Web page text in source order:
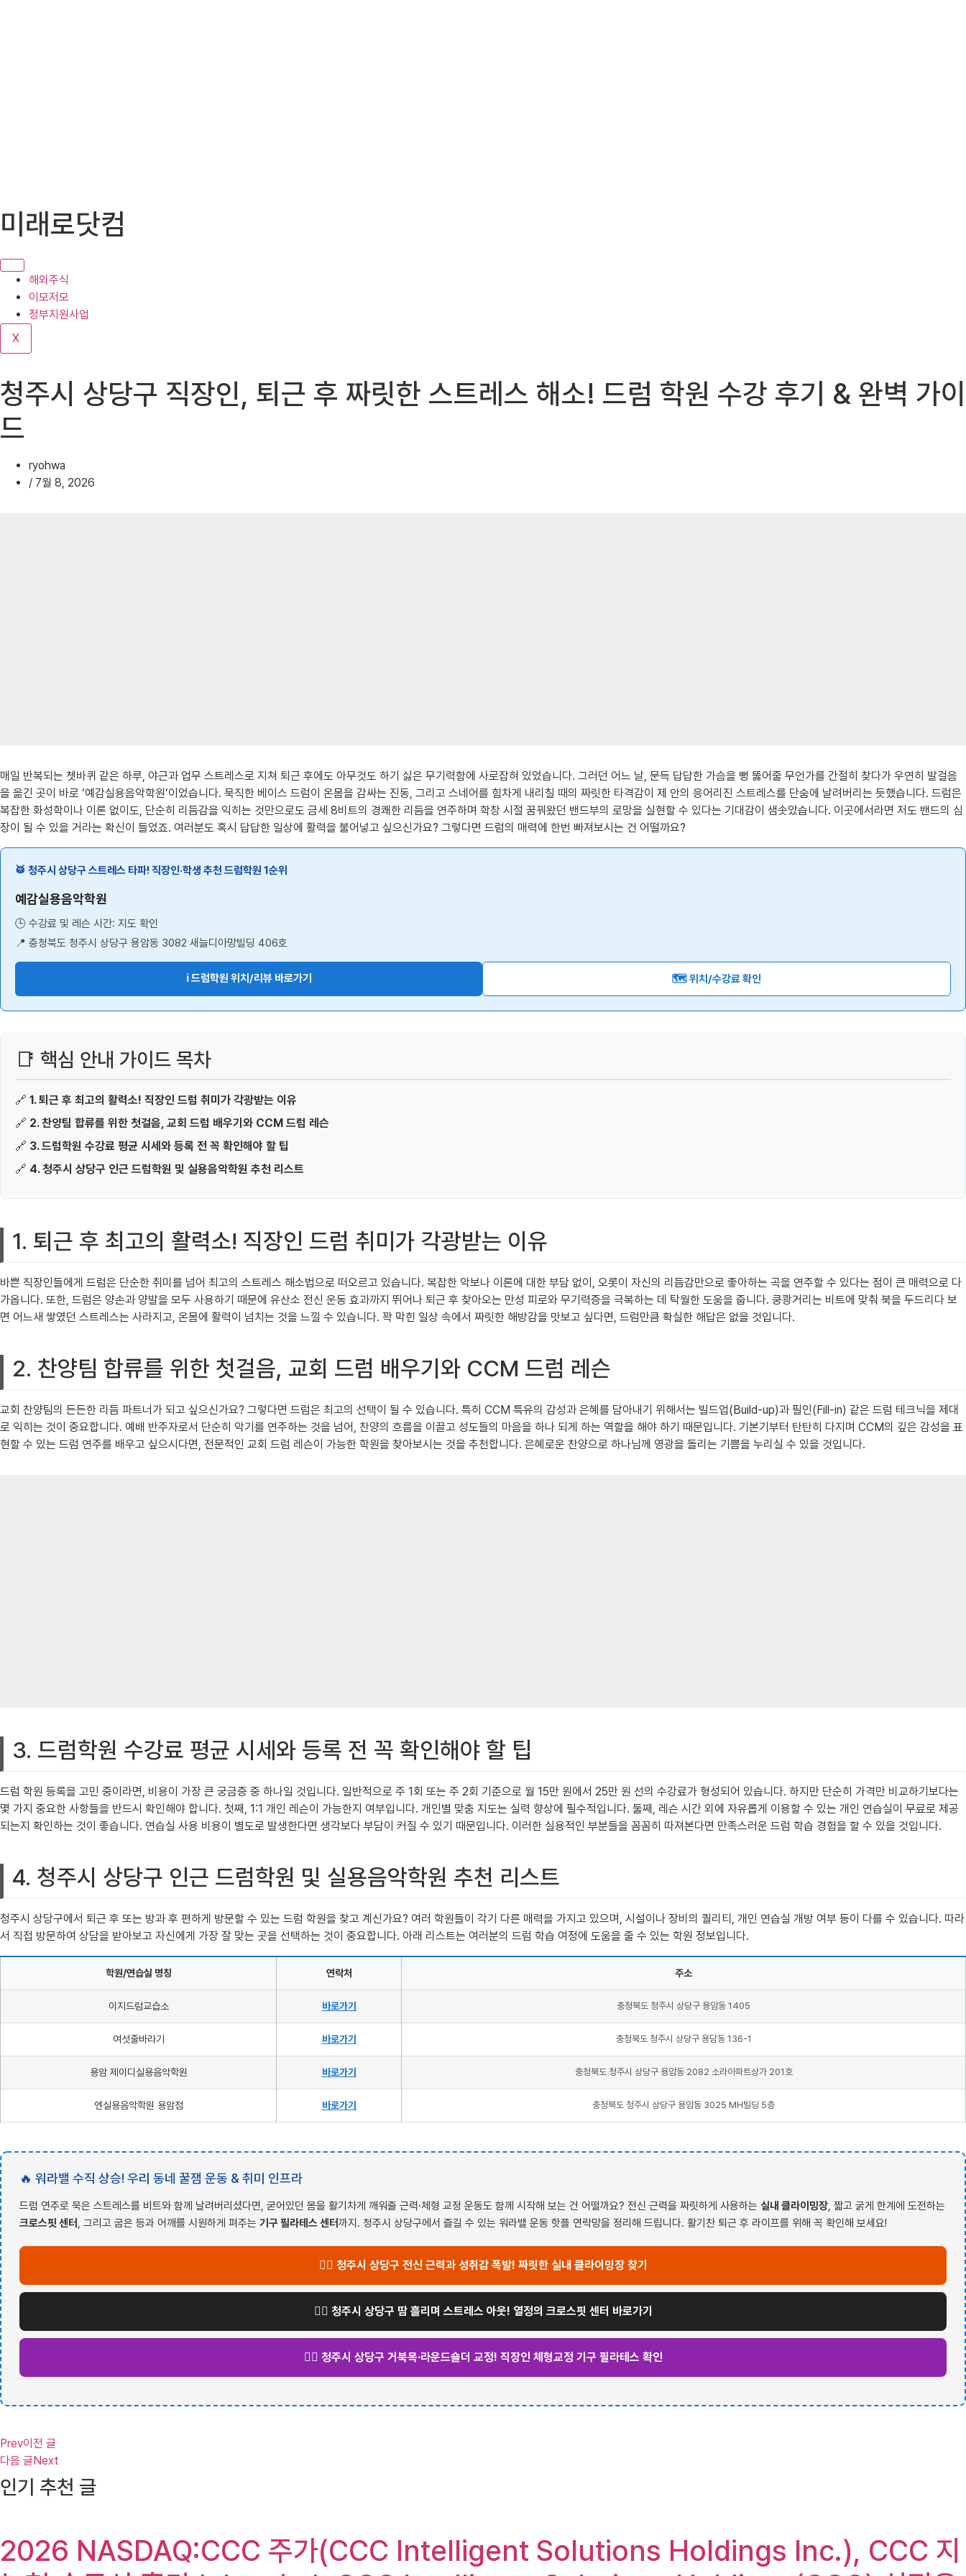
텐
로
기
미래로닷컴
해외주식
이모저모
정부지원사업
X
청주시 상당구 직장인, 퇴근 후 짜릿한 스트레스 해소! 드럼 학원 수강 후기 & 완벽 가이
드
ryohwa
/ 7월 8, 2026
매일 반복되는 쳇바퀴 같은 하루, 야근과 업무 스트레스로 지쳐 퇴근 후에도 아무것도 하기 싫은 무기력함에 사로잡혀 있었습니다. 그러던 어느 날, 문득 답답한 가슴을 뻥 뚫어줄 무언가를 간절히 찾다가 우연히 발걸음
을 옮긴 곳이 바로 ‘예감실용음악학원’이었습니다. 묵직한 베이스 드럼이 온몸을 감싸는 진동, 그리고 스네어를 힘차게 내리칠 때의 짜릿한 타격감이 제 안의 응어리진 스트레스를 단숨에 날려버리는 듯했습니다. 드럼은
복잡한 화성학이나 이론 없이도, 단순히 리듬감을 익히는 것만으로도 금세 8비트의 경쾌한 리듬을 연주하며 학창 시절 꿈꿔왔던 밴드부의 로망을 실현할 수 있다는 기대감이 샘솟았습니다. 이곳에서라면 저도 밴드의 심
장이 될 수 있을 거라는 확신이 들었죠. 여러분도 혹시 답답한 일상에 활력을 불어넣고 싶으신가요? 그렇다면 드럼의 매력에 한번 빠져보시는 건 어떨까요?
🥁 청주시 상당구 스트레스 타파! 직장인·학생 추천 드럼학원 1순위
예감실용음악학원
🕒 수강료 및 레슨 시간: 지도 확인
📍 충청북도 청주시 상당구 용암동 3082 새늘디아망빌딩 406호
ℹ️ 드럼학원 위치/리뷰 바로가기 🗺️ 위치/수강료 확인
📑 핵심 안내 가이드 목차
🔗 1. 퇴근 후 최고의 활력소! 직장인 드럼 취미가 각광받는 이유
🔗 2. 찬양팀 합류를 위한 첫걸음, 교회 드럼 배우기와 CCM 드럼 레슨
🔗 3. 드럼학원 수강료 평균 시세와 등록 전 꼭 확인해야 할 팁
🔗 4. 청주시 상당구 인근 드럼학원 및 실용음악학원 추천 리스트
1. 퇴근 후 최고의 활력소! 직장인 드럼 취미가 각광받는 이유
바쁜 직장인들에게 드럼은 단순한 취미를 넘어 최고의 스트레스 해소법으로 떠오르고 있습니다. 복잡한 악보나 이론에 대한 부담 없이, 오롯이 자신의 리듬감만으로 좋아하는 곡을 연주할 수 있다는 점이 큰 매력으로 다
가옵니다. 또한, 드럼은 양손과 양발을 모두 사용하기 때문에 유산소 전신 운동 효과까지 뛰어나 퇴근 후 찾아오는 만성 피로와 무기력증을 극복하는 데 탁월한 도움을 줍니다. 쿵쾅거리는 비트에 맞춰 북을 두드리다 보
면 어느새 쌓였던 스트레스는 사라지고, 온몸에 활력이 넘치는 것을 느낄 수 있습니다. 꽉 막힌 일상 속에서 짜릿한 해방감을 맛보고 싶다면, 드럼만큼 확실한 해답은 없을 것입니다.
2. 찬양팀 합류를 위한 첫걸음, 교회 드럼 배우기와 CCM 드럼 레슨
교회 찬양팀의 든든한 리듬 파트너가 되고 싶으신가요? 그렇다면 드럼은 최고의 선택이 될 수 있습니다. 특히 CCM 특유의 감성과 은혜를 담아내기 위해서는 빌드업(Build-up)과 필인(Fill-in) 같은 드럼 테크닉을 제대
로 익히는 것이 중요합니다. 예배 반주자로서 단순히 악기를 연주하는 것을 넘어, 찬양의 흐름을 이끌고 성도들의 마음을 하나 되게 하는 역할을 해야 하기 때문입니다. 기본기부터 탄탄히 다지며 CCM의 깊은 감성을 표
현할 수 있는 드럼 연주를 배우고 싶으시다면, 전문적인 교회 드럼 레슨이 가능한 학원을 찾아보시는 것을 추천합니다. 은혜로운 찬양으로 하나님께 영광을 돌리는 기쁨을 누리실 수 있을 것입니다.
3. 드럼학원 수강료 평균 시세와 등록 전 꼭 확인해야 할 팁
드럼 학원 등록을 고민 중이라면, 비용이 가장 큰 궁금증 중 하나일 것입니다. 일반적으로 주 1회 또는 주 2회 기준으로 월 15만 원에서 25만 원 선의 수강료가 형성되어 있습니다. 하지만 단순히 가격만 비교하기보다는
몇 가지 중요한 사항들을 반드시 확인해야 합니다. 첫째, 1:1 개인 레슨이 가능한지 여부입니다. 개인별 맞춤 지도는 실력 향상에 필수적입니다. 둘째, 레슨 시간 외에 자유롭게 이용할 수 있는 개인 연습실이 무료로 제공
되는지 확인하는 것이 좋습니다. 연습실 사용 비용이 별도로 발생한다면 생각보다 부담이 커질 수 있기 때문입니다. 이러한 실용적인 부분들을 꼼꼼히 따져본다면 만족스러운 드럼 학습 경험을 할 수 있을 것입니다.
4. 청주시 상당구 인근 드럼학원 및 실용음악학원 추천 리스트
청주시 상당구에서 퇴근 후 또는 방과 후 편하게 방문할 수 있는 드럼 학원을 찾고 계신가요? 여러 학원들이 각기 다른 매력을 가지고 있으며, 시설이나 장비의 퀄리티, 개인 연습실 개방 여부 등이 다를 수 있습니다. 따라
서 직접 방문하여 상담을 받아보고 자신에게 가장 잘 맞는 곳을 선택하는 것이 중요합니다. 아래 리스트는 여러분의 드럼 학습 여정에 도움을 줄 수 있는 학원 정보입니다.
학원/연습실 명칭 연락처 주소
이지드럼교습소 바로가기 충청북도 청주시 상당구 용암동 1405
여섯줄바라기 바로가기 충청북도 청주시 상당구 용담동 136-1
용암 제이디실용음악학원 바로가기 충청북도 청주시 상당구 용암동 2082 소라아파트상가 201호
엔실용음악학원 용암점 바로가기 충청북도 청주시 상당구 용암동 3025 MH빌딩 5층
🔥 워라밸 수직 상승! 우리 동네 꿀잼 운동 & 취미 인프라
드럼 연주로 묵은 스트레스를 비트와 함께 날려버리셨다면, 굳어있던 몸을 활기차게 깨워줄 근력·체형 교정 운동도 함께 시작해 보는 건 어떨까요? 전신 근력을 짜릿하게 사용하는 실내 클라이밍장 , 짧고 굵게 한계에 도전하는
크로스핏 센터
, 그리고 굽은 등과 어깨를 시원하게 펴주는 기구 필라테스 센터까지. 청주시 상당구에서 즐길 수 있는 워라밸 운동 핫플 연락망을 정리해 드립니다. 활기찬 퇴근 후 라이프를 위해 꼭 확인해 보세요!
🧗‍♂️ 청주시 상당구 전신 근력과 성취감 폭발! 짜릿한 실내 클라이밍장 찾기
🏋️‍♀️ 청주시 상당구 땀 흘리며 스트레스 아웃! 열정의 크로스핏 센터 바로가기
🧘‍♀️ 청주시 상당구 거북목·라운드숄더 교정! 직장인 체형교정 기구 필라테스 확인
Prev이전 글
다음 글Next
인기 추천 글
2026 NASDAQ:CCC 주가(CCC Intelligent Solutions Holdings Inc.), CCC 지